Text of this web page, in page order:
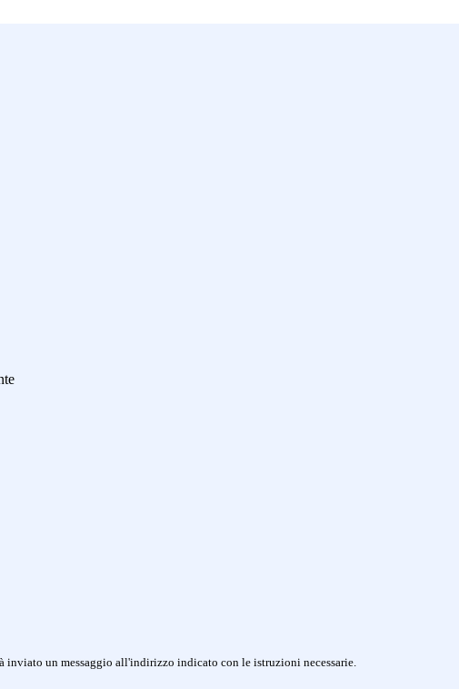
inviato un messaggio all'indirizzo indicato con le istruzioni necessarie.